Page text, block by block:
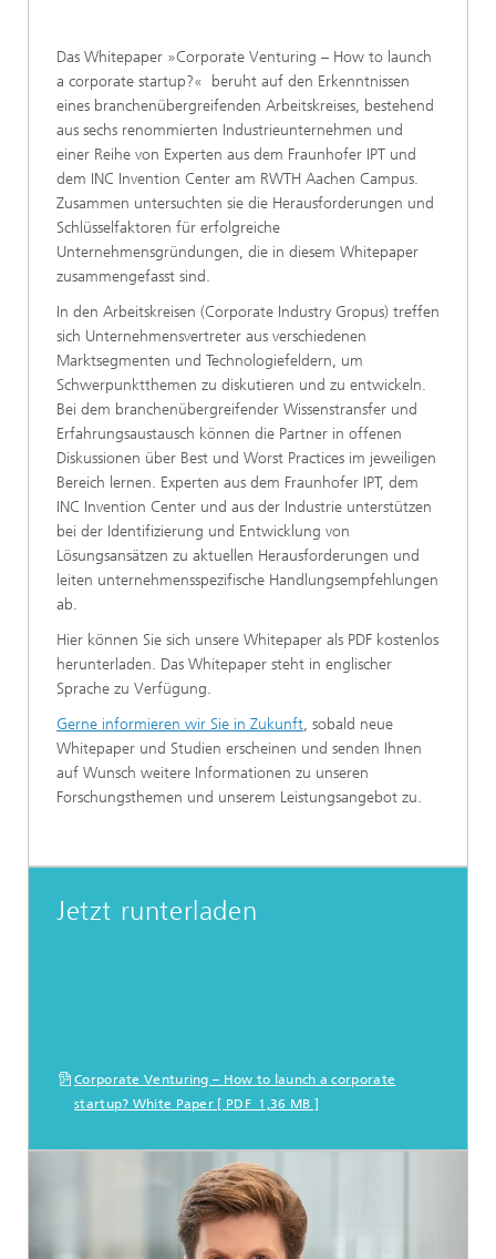
Das Whitepaper »Corporate Venturing – How to launch
a corporate startup?« beruht auf den Erkenntnissen
eines branchenübergreifenden Arbeitskreises, bestehend
aus sechs renommierten Industrieunternehmen und
einer Reihe von Experten aus dem Fraunhofer IPT und
dem INC Invention Center am RWTH Aachen Campus.
Zusammen untersuchten sie die Herausforderungen und
Schlüsselfaktoren für erfolgreiche
Unternehmensgründungen, die in diesem Whitepaper
zusammengefasst sind.
In den Arbeitskreisen (Corporate Industry Gropus) treffen
sich Unternehmensvertreter aus verschiedenen
Marktsegmenten und Technologiefeldern, um
Schwerpunktthemen zu diskutieren und zu entwickeln.
Bei dem branchenübergreifender Wissenstransfer und
Erfahrungsaustausch können die Partner in offenen
Diskussionen über Best und Worst Practices im jeweiligen
Bereich lernen. Experten aus dem Fraunhofer IPT, dem
INC Invention Center und aus der Industrie unterstützen
bei der Identifizierung und Entwicklung von
Lösungsansätzen zu aktuellen Herausforderungen und
leiten unternehmensspezifische Handlungsempfehlungen
ab.
Hier können Sie sich unsere Whitepaper als PDF kostenlos
herunterladen. Das Whitepaper steht in englischer
Sprache zu Verfügung.
Gerne informieren wir Sie in Zukunft, sobald neue
Whitepaper und Studien erscheinen und senden Ihnen
auf Wunsch weitere Informationen zu unseren
Forschungsthemen und unserem Leistungsangebot zu.
Jetzt runterladen
Corporate Venturing – How to launch a corporate
startup? White Paper [ PDF 1,36 MB ]